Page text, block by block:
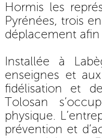
Hormis les
Pyrénées, trois
déplacement
Installée à
enseignes et
fidélisation et
Tolosan
physique.
prévention et